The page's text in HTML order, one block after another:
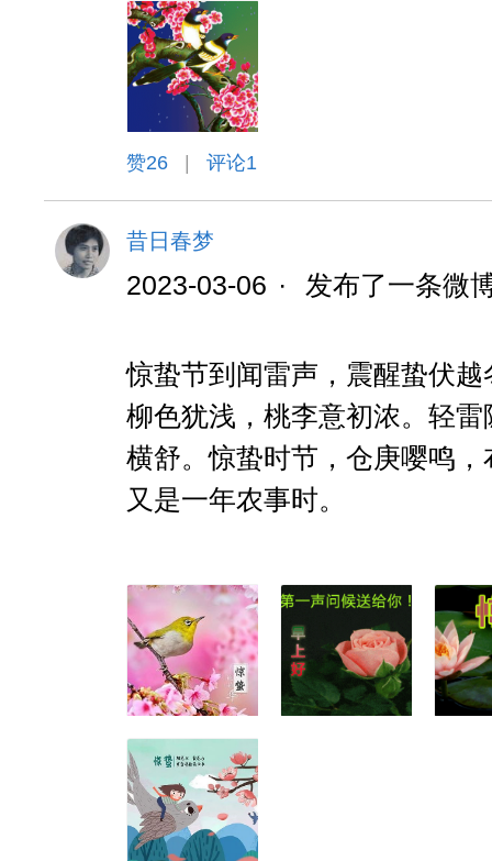
赞26 评论1
昔日春梦
2023-03-06 · 发布了一条微
惊蛰节到闻雷声，震醒蛰伏
柳色犹浅，桃李意初浓。轻
横舒。惊蛰时节，仓庚嘤鸣
又是一年农事时。